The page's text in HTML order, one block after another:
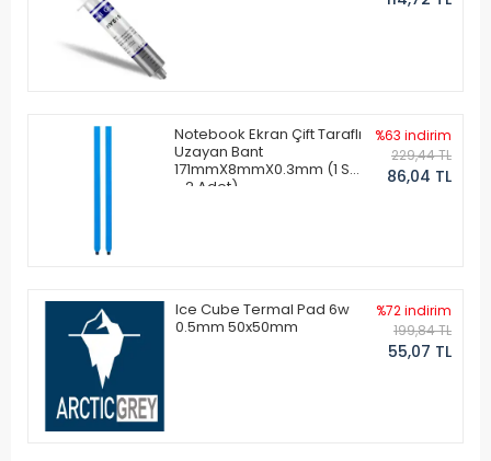
Notebook Ekran Çift Taraflı
Uzayan Bant
171mmX8mmX0.3mm (1 Set
- 2 Adet)
%63 indirim
229,44 TL
86,04 TL
Ice Cube Termal Pad 6w
0.5mm 50x50mm
%72 indirim
199,84 TL
55,07 TL